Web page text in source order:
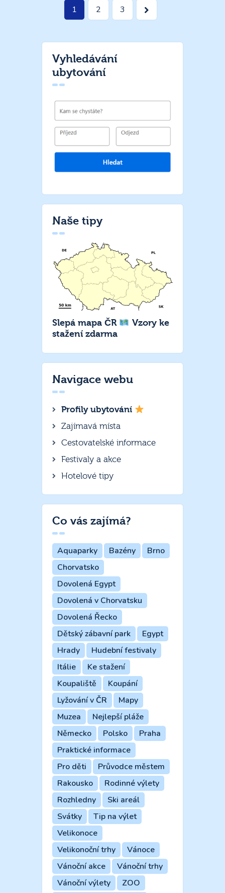
Stránkování
příspěvků
Page
1 Page
2 Page
3
>
Vyhledávání
ubytování
Naše tipy
Slepá mapa ČR
Vzory ke
stažení zdarma
Navigace webu
Profily ubytování
Zajímavá místa
Cestovatelské informace
Festivaly a akce
Hotelové tipy
Co vás zajímá?
Aquaparky Bazény
Brno
Chorvatsko
Dovolená Egypt
Dovolená v Chorvatsku
Dovolená Řecko
Dětský zábavní park
Egypt
Hrady
Hudební festivaly
Itálie
Ke stažení
Koupaliště
Koupání
Lyžování v ČR
Mapy
Muzea
Nejlepší pláže
Německo
Polsko
Praha
Praktické informace
Pro děti
Průvodce městem
Rakousko
Rodinné výlety
Rozhledny
Ski areál
Svátky
Tip na výlet
Velikonoce
Velikonoční trhy
Vánoce
Vánoční akce
Vánoční trhy
Vánoční výlety
ZOO